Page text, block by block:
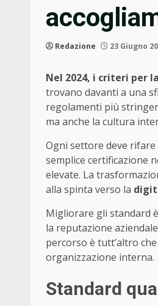
Redazione 23 Giugno
Nel 2024, i criteri per
trovano davanti a una
regolamenti più
ma anche la cultura
Ogni settore deve
semplice certificazione
elevate. La
alla spinta verso la
Migliorare gli standard
la reputazione
percorso è tutt’altro
organizzazione interna.
Standard